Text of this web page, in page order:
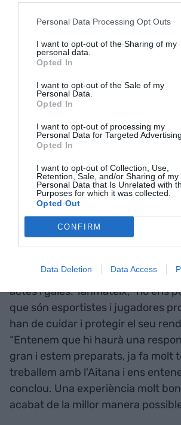
Personal Data Processing Opt Outs
I want to opt-out of the Sharing of my
personal data.
Opted In
I want to opt-out of the Sale of my
Personal Data.
Opted In
I want to opt-out of processing my
Personal Data for Targeted Advertising.
Opted In
I want to opt-out of Collection, Use,
Retention, Sale, and/or Sharing of my
Personal Data that Is Unrelated with
Purposes for which it was collected.
Opted Out
CONFIRM
Data Deletion Data Access
l’agència estigui a prop de la
ser les gestions amb la premsa i en
dia. “Era un Mundial molt lluny i
primer dia”, precisa.
Aitana, futura
Aitana Bonmatí forma part de
com a futura Pilota d’Or. Martin
prenen amb naturalitat”. "Es parla
possibilitat que pugui guanyar la
creiem que hi ha moltes opcions,
guanyat tot col·lectivament”,
elevat perquè hi haurà més
actes i gales. Tanmateix, “no ens
que són esportistes i jugadores
han de cuidar i protegir el seu
“Entenem que hi haurà una
gran i estem preparats, ja fa molt
treballem amb l'Aitana i ens
conclou. Una experiència molt
acabat de la millor manera